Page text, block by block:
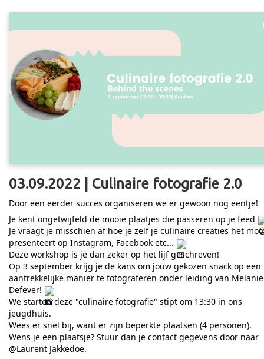
03.09.2022 | Culinaire fotografie 2.0
Door een eerder succes organiseren we er gewoon nog eentje!
Je kent ongetwijfeld de mooie plaatjes die passeren op je feed
Je vraagt je misschien af hoe je zelf je culinaire creaties het
presenteert op Instagram, Facebook etc...
Deze workshop is je dan zeker op het lijf geschreven!
Op 3 september krijg je de kans om jouw gekozen snack op een
aantrekkelijke manier te fotograferen onder leiding van Melanie
Defever!
We starten deze "culinaire fotografie" stipt om 13:30 in ons
jeugdhuis.
Wees er snel bij, want er zijn beperkte plaatsen (4 personen).
Wens je een plaatsje? Stuur dan je contact gegevens door naar
@Laurent Jakkedoe.